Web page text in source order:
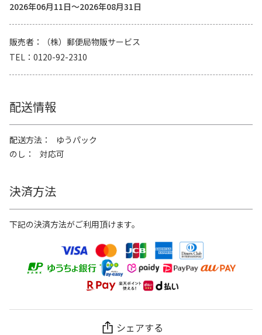
2026年06月11日～2026年08月31日
販売者
（株）郵便局物販サービス
TEL
0120-92-2310
配送情報
配送方法
ゆうパック
のし
対応可
決済方法
下記の決済方法がご利用頂けます。
シェアする